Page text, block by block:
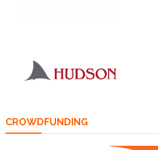
CROWDFUNDING